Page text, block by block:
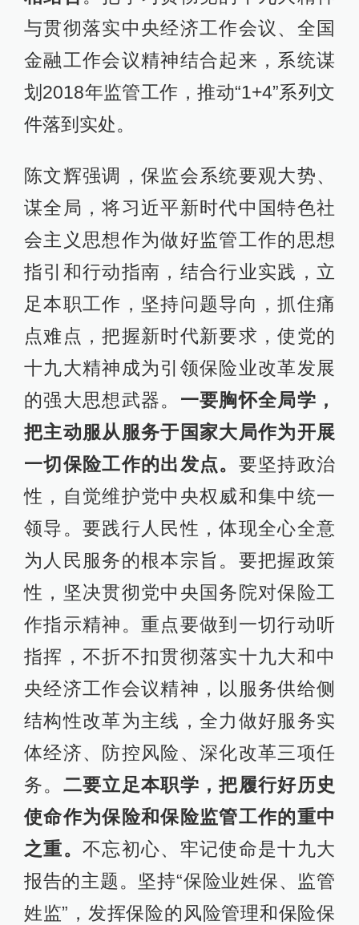
与贯彻落实中央经济工作会议、全国
金融工作会议精神结合起来，系统谋
划2018年监管工作，推动“1+4”系列文
件落到实处。
陈文辉强调，保监会系统要观大势、
谋全局，将习近平新时代中国特色社
会主义思想作为做好监管工作的思想
指引和行动指南，结合行业实践，立
足本职工作，坚持问题导向，抓住痛
点难点，把握新时代新要求，使党的
十九大精神成为引领保险业改革发展
的强大思想武器。 一要胸怀全局学，
把主动服从服务于国家大局作为开展
一切保险工作的出发点。 要坚持政治
性，自觉维护党中央权威和集中统一
领导。要践行人民性，体现全心全意
为人民服务的根本宗旨。要把握政策
性，坚决贯彻党中央国务院对保险工
作指示精神。重点要做到一切行动听
指挥，不折不扣贯彻落实十九大和中
央经济工作会议精神，以服务供给侧
结构性改革为主线，全力做好服务实
体经济、防控风险、深化改革三项任
务。 二要立足本职学，把履行好历史
使命作为保险和保险监管工作的重中
之重。 不忘初心、牢记使命是十九大
报告的主题。坚持“保险业姓保、监管
姓监”，发挥保险的风险管理和保险保